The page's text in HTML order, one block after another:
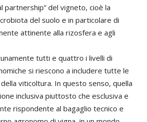
partnership” del vigneto, cioè la
del suolo e in particolare di
attinente alla rizosfera e agli
tutti e quattro i livelli di
si riescono a includere tutte le
viticoltura. In questo senso, quella
inclusiva piuttosto che esclusiva e
rispondente al bagaglio tecnico e